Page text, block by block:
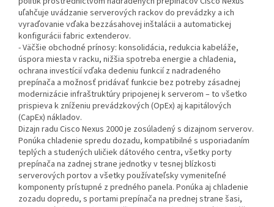
uľahčuje uvádzanie serverových rackov do prevádzky a ich
vyraďovanie vďaka bezzásahovej inštalácii a automatickej
konfigurácii fabric extenderov.
- Väčšie obchodné prínosy: konsolidácia, redukcia kabeláže,
úspora miesta v racku, nižšia spotreba energie a chladenia,
ochrana investícií vďaka dedeniu funkcií z nadradeného
prepínača a možnosť pridávať funkcie bez potreby zásadnej
modernizácie infraštruktúry pripojenej k serverom – to všetko
prispieva k zníženiu prevádzkových (OpEx) aj kapitálových
(CapEx) nákladov.
Dizajn radu Cisco Nexus 2000 je zosúladený s dizajnom serverov.
Ponúka chladenie spredu dozadu, kompatibilné s usporiadaním
teplých a studených uličiek dátového centra, všetky porty
prepínača na zadnej strane jednotky v tesnej blízkosti
serverových portov a všetky používateľsky vymeniteľné
komponenty prístupné z predného panela. Ponúka aj chladenie
zozadu dopredu, s portami prepínača na prednej strane šasi,